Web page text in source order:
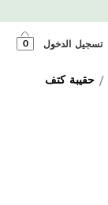
تسجيل الدخول 0
/ حقيبة كتف